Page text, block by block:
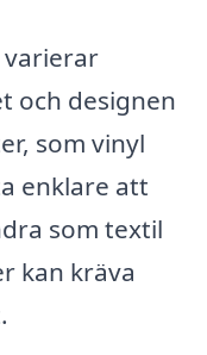
varierar
och designen
som vinyl
enklare att
som textil
kan kräva